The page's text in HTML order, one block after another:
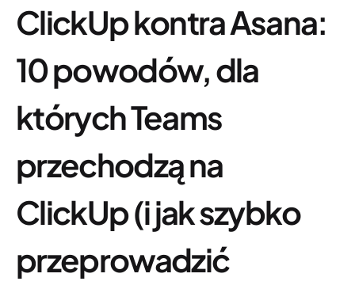
ClickUp kontra Asana:
10 powodów, dla
których Teams
przechodzą na
ClickUp (i jak szybko
przeprowadzić